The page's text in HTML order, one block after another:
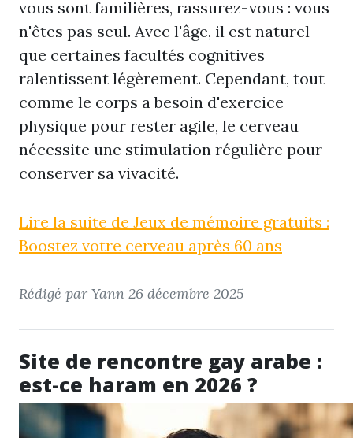
vous sont familières, rassurez-vous : vous
n'êtes pas seul. Avec l'âge, il est naturel
que certaines facultés cognitives
ralentissent légèrement. Cependant, tout
comme le corps a besoin d'exercice
physique pour rester agile, le cerveau
nécessite une stimulation régulière pour
conserver sa vivacité.
Lire la suite de Jeux de mémoire gratuits :
Boostez votre cerveau après 60 ans
Rédigé par Yann 26 décembre 2025
Site de rencontre gay arabe :
est-ce haram en 2026 ?